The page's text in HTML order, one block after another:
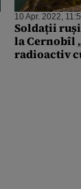
10 Apr. 2022,
Soldații
la Cernobîl
radioactiv